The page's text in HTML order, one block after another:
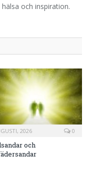
och inspiration.
2026 0
och